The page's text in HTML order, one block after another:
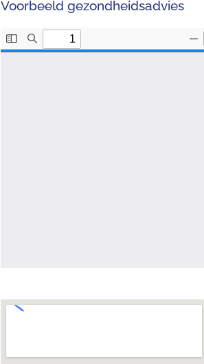
Voorbeeld gezondheidsadvies